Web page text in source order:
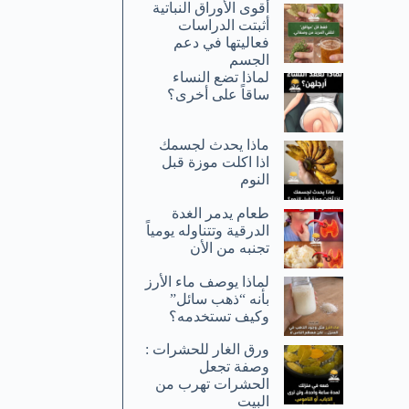
أقوى الأوراق النباتية
أثبتت الدراسات
فعاليتها في دعم
الجسم
لماذا تضع النساء
ساقاً على أخرى؟
ماذا يحدث لجسمك
اذا اكلت موزة قبل
النوم
طعام يدمر الغدة
الدرقية وتتناوله يومياً
تجنبه من الأن
لماذا يوصف ماء الأرز
بأنه “ذهب سائل”
وكيف تستخدمه؟
ورق الغار للحشرات :
وصفة تجعل
الحشرات تهرب من
البيت